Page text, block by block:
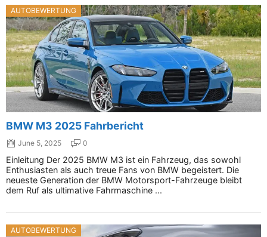
AUTOBEWERTUNG
BMW M3 2025 Fahrbericht
June 5, 2025 0
Einleitung Der 2025 BMW M3 ist ein Fahrzeug, das sowohl
Enthusiasten als auch treue Fans von BMW begeistert. Die
neueste Generation der BMW Motorsport-Fahrzeuge bleibt
dem Ruf als ultimative Fahrmaschine ...
AUTOBEWERTUNG